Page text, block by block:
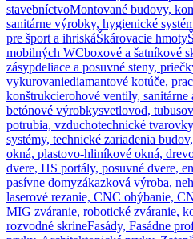
stavebníctvoMontované budovy,
sanitárne výrobky, hygienické
pre šport a ihriskáŠkárovacie hmoty
mobilných WCboxové a šatníkové
zásypdeliace a posuvné steny,
vykurovaniediamantové kotúče,
konštrukcierohové ventily, sanitárne
betónové výrobkysvetlovod,
potrubia, vzduchotechnické
systémy, technické zariadenia
okná, plastovo-hliníkové okná,
dvere, HS portály, posuvné dvere,
pasívne domyzákazková výroba,
laserové rezanie, CNC ohýbanie,
MIG zváranie, robotické zváranie,
rozvodné skrineFasády, Fasádne